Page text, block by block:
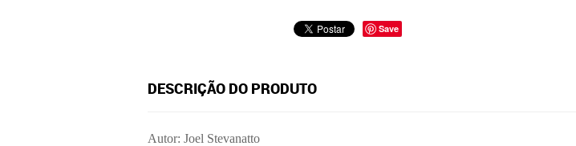
Save
DESCRIÇÃO DO PRODUTO
Autor: Joel Stevanatto